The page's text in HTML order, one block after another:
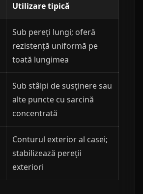
Utilizare tipică
Sub pereți lungi; oferă
rezistență uniformă pe
toată lungimea
Sub stâlpi de susținere sau
alte puncte cu sarcină
concentrată
Conturul exterior al casei;
stabilizează pereții
exteriori